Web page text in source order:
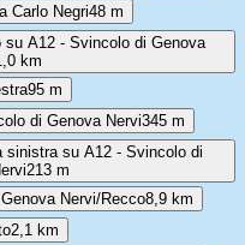
Carlo Negri48 m
A12 - Svincolo di Genova
km
95 m
di Genova Nervi345 m
sinistra su A12 - Svincolo di
213 m
Nervi/Recco8,9 km
2,1 km